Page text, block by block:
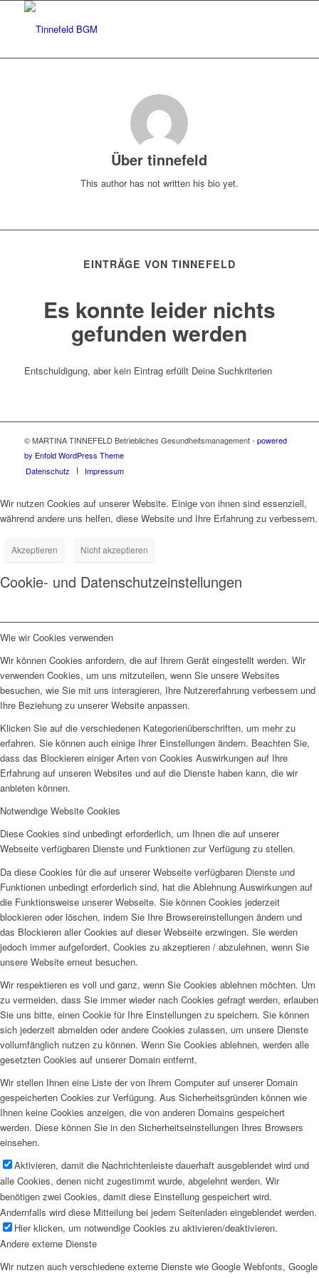
Übertinnefeld
This author has not written his bio yet.
EINTRÄGE VON TINNEFELD
Es konnte leider nichts
gefunden werden
Entschuldigung, aber kein Eintrag erfüllt Deine Suchkriterien
© MARTINA TINNEFELD Betriebliches Gesundheitsmanagement - powered
by Enfold WordPress Theme
Datenschutz
Impressum
Wir nutzen Cookies auf unserer Website. Einige von ihnen sind essenziell,
während andere uns helfen, diese Website und Ihre Erfahrung zu verbessern.
Akzeptieren Nicht akzeptieren
Cookie- und Datenschutzeinstellungen
Wie wir Cookies verwenden
Wir können Cookies anfordern, die auf Ihrem Gerät eingestellt werden. Wir
verwenden Cookies, um uns mitzuteilen, wenn Sie unsere Websites
besuchen, wie Sie mit uns interagieren, Ihre Nutzererfahrung verbessern und
Ihre Beziehung zu unserer Website anpassen.
Klicken Sie auf die verschiedenen Kategorienüberschriften, um mehr zu
erfahren. Sie können auch einige Ihrer Einstellungen ändern. Beachten Sie,
dass das Blockieren einiger Arten von Cookies Auswirkungen auf Ihre
Erfahrung auf unseren Websites und auf die Dienste haben kann, die wir
anbieten können.
Notwendige Website Cookies
Diese Cookies sind unbedingt erforderlich, um Ihnen die auf unserer
Webseite verfügbaren Dienste und Funktionen zur Verfügung zu stellen.
Da diese Cookies für die auf unserer Webseite verfügbaren Dienste und
Funktionen unbedingt erforderlich sind, hat die Ablehnung Auswirkungen auf
die Funktionsweise unserer Webseite. Sie können Cookies jederzeit
blockieren oder löschen, indem Sie Ihre Browsereinstellungen ändern und
das Blockieren aller Cookies auf dieser Webseite erzwingen. Sie werden
jedoch immer aufgefordert, Cookies zu akzeptieren / abzulehnen, wenn Sie
unsere Website erneut besuchen.
Wir respektieren es voll und ganz, wenn Sie Cookies ablehnen möchten. Um
zu vermeiden, dass Sie immer wieder nach Cookies gefragt werden, erlauben
Sie uns bitte, einen Cookie für Ihre Einstellungen zu speichern. Sie können
sich jederzeit abmelden oder andere Cookies zulassen, um unsere Dienste
vollumfänglich nutzen zu können. Wenn Sie Cookies ablehnen, werden alle
gesetzten Cookies auf unserer Domain entfernt.
Wir stellen Ihnen eine Liste der von Ihrem Computer auf unserer Domain
gespeicherten Cookies zur Verfügung. Aus Sicherheitsgründen können wie
Ihnen keine Cookies anzeigen, die von anderen Domains gespeichert
werden. Diese können Sie in den Sicherheitseinstellungen Ihres Browsers
einsehen.
Aktivieren, damit die Nachrichtenleiste dauerhaft ausgeblendet wird und
alle Cookies, denen nicht zugestimmt wurde, abgelehnt werden. Wir
benötigen zwei Cookies, damit diese Einstellung gespeichert wird.
Andernfalls wird diese Mitteilung bei jedem Seitenladen eingeblendet werden.
Hier klicken, um notwendige Cookies zu aktivieren/deaktivieren.
Andere externe Dienste
Wir nutzen auch verschiedene externe Dienste wie Google Webfonts, Google